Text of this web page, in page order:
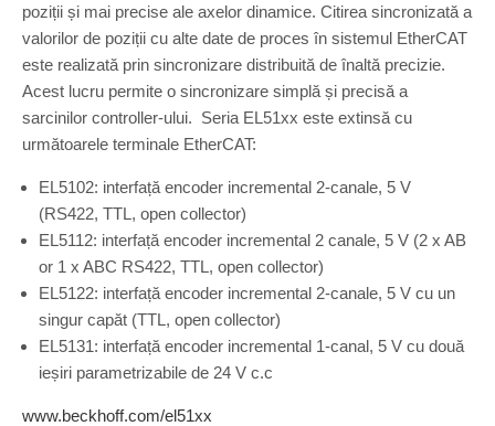
poziții și mai precise ale axelor dinamice. Citirea sincronizată a
valorilor de poziții cu alte date de proces în sistemul EtherCAT
este realizată prin sincronizare distribuită de înaltă precizie.
Acest lucru permite o sincronizare simplă și precisă a
sarcinilor controller-ului. Seria EL51xx este extinsă cu
următoarele terminale EtherCAT:
EL5102: interfață encoder incremental 2-canale, 5 V
(RS422, TTL, open collector)
EL5112: interfață encoder incremental 2 canale, 5 V (2 x AB
or 1 x ABC RS422, TTL, open collector)
EL5122: interfață encoder incremental 2-canale, 5 V cu un
singur capăt (TTL, open collector)
EL5131: interfață encoder incremental 1-canal, 5 V cu două
ieșiri parametrizabile de 24 V c.c
www.beckhoff.com/el51xx